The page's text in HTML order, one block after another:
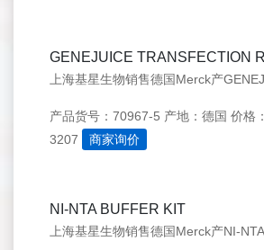
GENEJUICE TRANSFECTION
产品货号：70967-5 产地：德国 价格
3207
商家询价
NI-NTA BUFFER KIT